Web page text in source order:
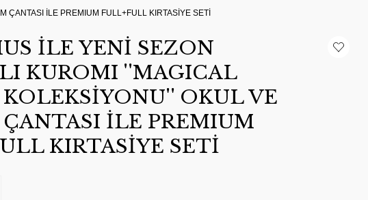
ÇANTASI İLE PREMIUM FULL+FULL KIRTASİYE SETİ
İLE YENİ SEZON
KUROMI ''MAGICAL
OKUL VE
İLE PREMIUM
KIRTASİYE SETİ